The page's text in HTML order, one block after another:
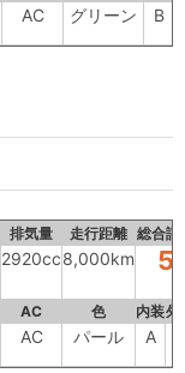
AC グリーン B
排気量 走行距離 総合評
2920cc8,000km 5
AC 色 内装外
AC パール A